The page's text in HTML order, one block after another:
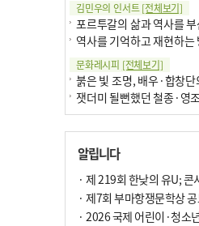
김민우의 인서트[전체보기]
포르투갈의 삶과 역사를
역사를 기억하고 재현하는
문화레시피 [전체보기]
잿더미 될뻔했던 철종·영
현실의 고통, 은유의 詩로
달구비·여우비…다양한 비
박현주의 책 이야기[전체보기]
세계유산 ‘한국의 갯벌’ 얼
알립니다
· 제 219회 한낮의 유U; 콘
· 제7회 부마항쟁문학상
· 2026 국제 어린이·청소